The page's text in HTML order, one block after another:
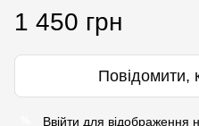
1 450 грн
Повідомити,
Ввійти для відображення